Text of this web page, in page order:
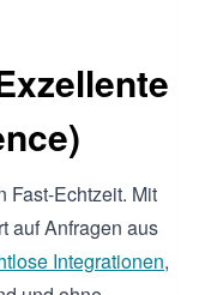
Fast-Echtzeit. Mit
auf Anfragen aus
Integrationen,